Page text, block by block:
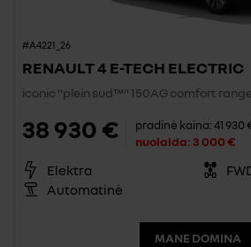
#A4221_26
RENAULT 4 E-TECH ELECTRIC
iconic "plein sud™" 150AG comfort range
38 930 € pradinė kaina:41 930
nuolaida: 3 000 €
Elektra
Automatinė
MANE DOMINA